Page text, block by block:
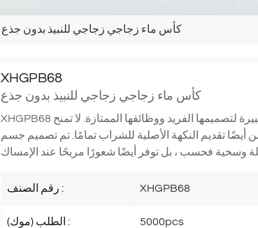
كأس ماء زجاجي زجاجي للنبيذ بدون جذع
XHGPB68
كأس ماء زجاجي زجاجي للنبيذ بدون جذع
لتصميمها الفريد ووظائفها الممتازة. لا تمنح
أيضًا تقديم النكهة الأصلية للشراب تمامًا. تم تصميم جسم
رقم الصنف : XHGPB68
الطلب (موك) : 5000pcs